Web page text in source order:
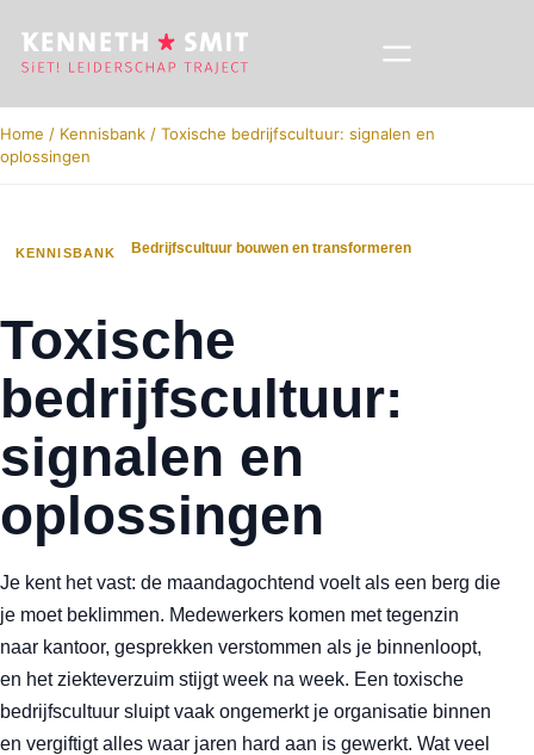
Home / Kennisbank / Toxische bedrijfscultuur: signalen en
oplossingen
KENNISBANK Bedrijfscultuur bouwen en transformeren
Toxische
bedrijfscultuur:
signalen en
oplossingen
Je kent het vast: de maandagochtend voelt als een berg die
je moet beklimmen. Medewerkers komen met tegenzin
naar kantoor, gesprekken verstommen als je binnenloopt,
en het ziekteverzuim stijgt week na week. Een toxische
bedrijfscultuur sluipt vaak ongemerkt je organisatie binnen
en vergiftigt alles waar jaren hard aan is gewerkt. Wat veel